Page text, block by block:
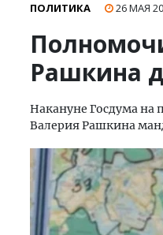
ПОЛИТИКА 26 МАЯ
Рашкина
Накануне Госдума на
Валерия Рашкина